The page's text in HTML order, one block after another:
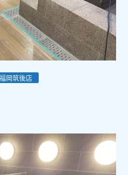
福岡筑後店